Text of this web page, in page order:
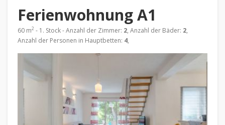
Ferienwohnung A1
60 m2 - 1. Stock - Anzahl der Zimmer: 2, Anzahl der Bäder: 2,
Anzahl der Personen in Hauptbetten: 4,